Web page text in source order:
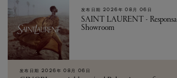
发布日期 2026年 08月 06日
SAINT LAURENT -
Showroom
发布日期 2026年 08月 06日